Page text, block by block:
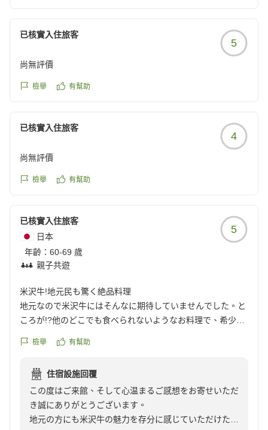
貸し切り露天風呂は2ヶ所あり無料で入れるので、ゆっくり
宿泊者数が少ないので、時間が被ることもありませんでし
https://review.travel.rakuten.co.jp/hotel/voice/144958?
ゆっくりお楽しみいただけたご様子を拝見し、わたし共
も大変嬉しくなりました。お食事中にお写真を撮り忘れ
てしまうほど…とのお言葉は、調理スタッフにとりまし
静かな時間を感じていただけましたことを嬉しく思って
「また訪れたい宿」とのお言葉を励みに、これからも心
ぜひまた季節を変えてお越しくださいませ。
再びお目にかかれます日を、心よりお待ち申し上げてお
感謝をこめて
已核實入住旅客
5
尚無評價
檢舉 有幫助
已核實入住旅客
4
尚無評價
檢舉 有幫助
已核實入住旅客
日本
年齡： 60-69 歲
親子共遊
5
米沢牛!地元民も驚く絶品料理
地元なので米沢牛にはそんなに期待していませんでした。と
ころが!?他のどこでも食べられないようなお料理で、希少な
り、驚きました!!これは地元民も行くべきです!さすが黄木さ
のお寿司ですね!もう一度食べたいです。スタッフのみなさ
ん、若い女将さん、親切でフレンドリーで居心地良かったで
す。おせわになりました。
クチコミの詳細はこちらから
檢舉 有幫助
住宿設施回覆
この度はご来館、そして心温まるご感想をお寄せいただ
き誠にありがとうございます。
地元の方にも米沢牛の魅力を存分に感じていただけたこ